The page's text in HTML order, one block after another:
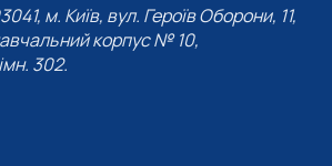
м. Київ, вул. Героїв Оборони, 11,
корпус № 10,
302.